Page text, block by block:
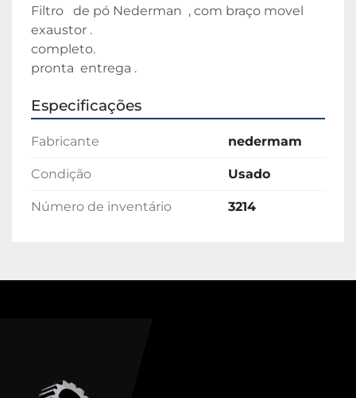
Filtro   de pó Nederman  , com braço movel
exaustor .
completo.
pronta  entrega .
Especificações
Fabricante nedermam
Condição Usado
Número de inventário 3214